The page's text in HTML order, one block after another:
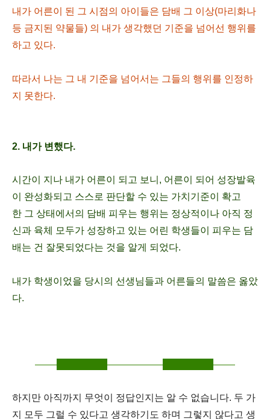
내가 어른이 된 그 시점의 아이들은 담배 그 이상(마리화나
등 금지된 약물들) 의 내가 생각했던 기준을 넘어선 행위를
하고 있다.
따라서 나는 그 내 기준을 넘어서는 그들의 행위를 인정하
지 못한다.
2. 내가 변했다.
시간이 지나 내가 어른이 되고 보니, 어른이 되어 성장발육
이 완성화되고 스스로 판단할 수 있는 가치기준이 확고
한 그 상태에서의 담배 피우는 행위는 정상적이나 아직 정
신과 육체 모두가 성장하고 있는 어린 학생들이 피우는 담
배는 건 잘못되었다는 것을 알게 되었다.
내가 학생이었을 당시의 선생님들과 어른들의 말씀은 옳았
다.
하지만 아직까지 무엇이 정답인지는 알 수 없습니다. 두 가
지 모두 그럴 수 있다고 생각하기도 하며 그렇지 않다고 생